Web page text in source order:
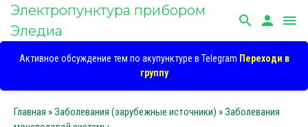
Электропунктура прибором
Эледиа
search person menu
Активное обсуждение тем по акупунктуре в Telegram Переходи в
группу
Главная »Заболевания (зарубежные источники) »Заболевания